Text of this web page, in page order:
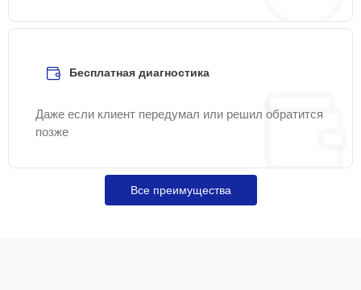
Бесплатная диагностика
Даже если клиент передумал или решил обратится
позже
Все преимущества